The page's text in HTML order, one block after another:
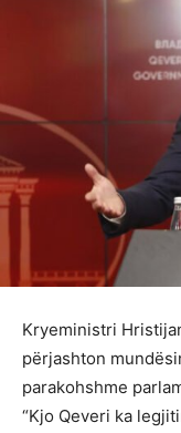
Kryeministri
përjashton
parakohshme
“Kjo Qeveri ka